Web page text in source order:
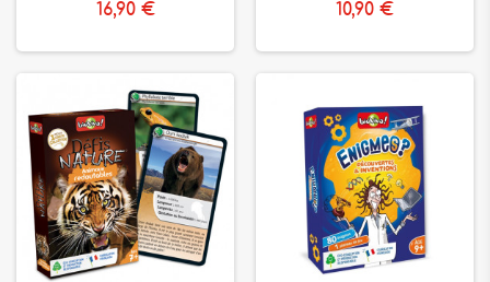
16,90 € 10,90 €